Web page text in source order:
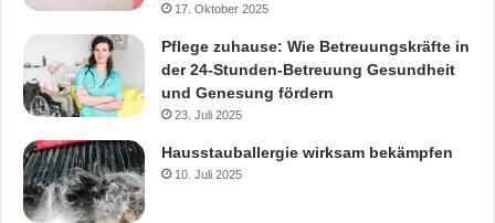
17. Oktober 2025
Pflege zuhause: Wie Betreuungskräfte in
der 24-Stunden-Betreuung Gesundheit
und Genesung fördern
23. Juli 2025
Hausstauballergie wirksam bekämpfen
10. Juli 2025